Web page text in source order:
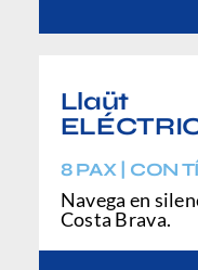
Llaüt
8 PAX | CON
Navega en
Costa Brava.